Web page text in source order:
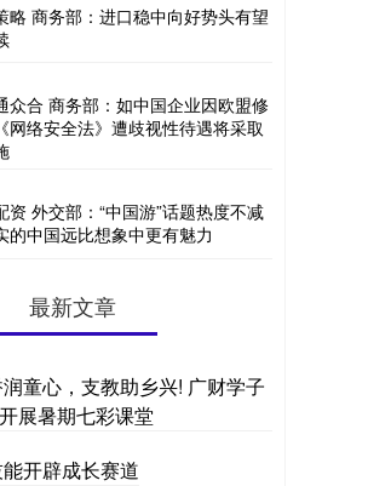
略 商务部：进口稳中向好势头有望
众合 商务部：如中国企业因欧盟修
网络安全法》遭歧视性待遇将采取
资 外交部：“中国游”话题热度不减
的中国远比想象中更有魅力
最新文章
童心，支教助乡兴! 广财学子
展暑期七彩课堂
开辟成长赛道